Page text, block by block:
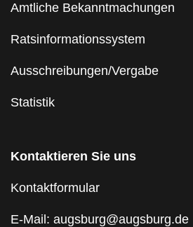
Amtliche Bekanntmachungen
Ratsinformationssystem
Ausschreibungen/Vergabe
Statistik
Kontaktieren Sie uns
Kontaktformular
E-Mail: augsburg@augsburg.de